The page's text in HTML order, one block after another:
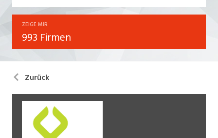
ZEIGE MIR
993 Firmen
Zurück